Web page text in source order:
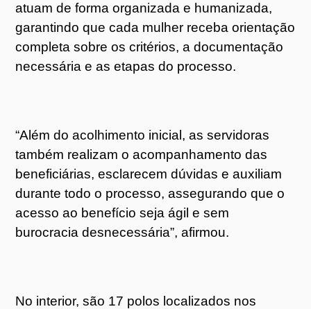
atuam de forma organizada e humanizada,
garantindo que cada mulher receba orientação
completa sobre os critérios, a documentação
necessária e as etapas do processo.
“Além do acolhimento inicial, as servidoras
também realizam o acompanhamento das
beneficiárias, esclarecem dúvidas e auxiliam
durante todo o processo, assegurando que o
acesso ao benefício seja ágil e sem
burocracia desnecessária”, afirmou.
No interior, são 17 polos localizados nos